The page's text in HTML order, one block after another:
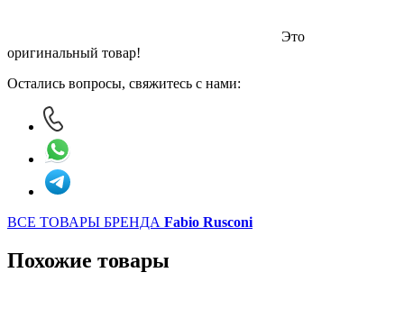
Это
оригинальный товар!
Остались вопросы, свяжитесь с нами:
ВСЕ ТОВАРЫ БРЕНДА Fabio Rusconi
Похожие товары